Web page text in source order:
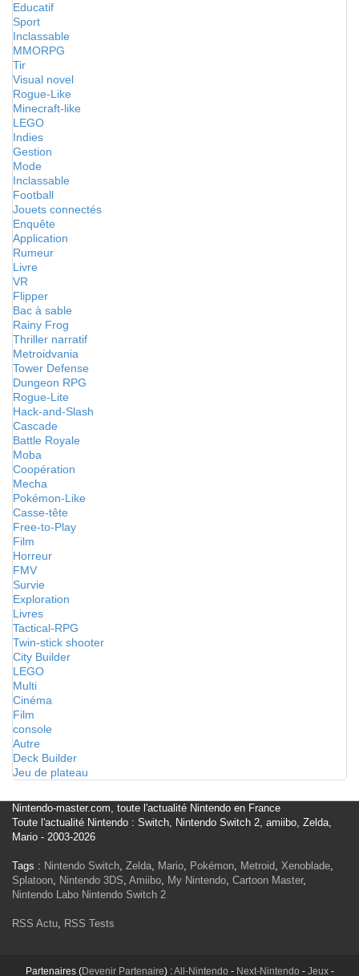
Educatif
Sport
Inclassable
MMORPG
Tir
Visual novel
Rogue-Like
Minecraft-like
LEGO
Indies
Gestion
Mode
Inclassable
Football
Jouets connectés
Enquête
Application
Rumeur
Livre
VR
Flipper
Bac à sable
Rainy Frog
Thriller narratif
Metroidvania
Tower Defense
Dungeon RPG
Rogue-Lite
Hack-and-Slash
Cascade
Battle Royale
Moba
Coopération
Mecha
Pokémon-Like
Casse-tête
Free-to-Play
Film
Horreur
FMV
Survie
Exploration
Livres
Tactical-RPG
Twin-stick shooter
City Builder
LEGO
Multi
Cinéma
Film
console
Autre
Deck Builder
Jeu de plateau
Nintendo-master.com, toute l'actualité Nintendo en France
Toute l'actualité Nintendo : Switch, Nintendo Switch 2, amiibo, Zelda,
Mario - 2003-2026
Tags : Nintendo Switch, Zelda, Mario, Pokémon, Metroid, Xenoblade,
Splatoon, Nintendo 3DS, Amiibo, My Nintendo, Cartoon Master,
Nintendo Labo Nintendo Switch 2
RSS Actu, RSS Tests
Partenaires (Devenir Partenaire) :All-Nintendo - Next-Nintendo - Jeux-